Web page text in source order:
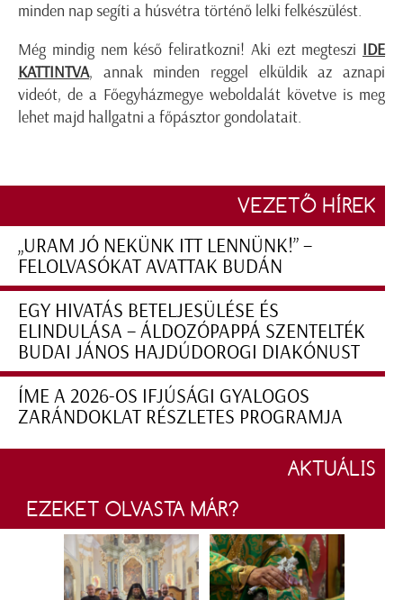
minden nap segíti a húsvétra történő lelki felkészülést.
Még mindig nem késő feliratkozni! Aki ezt megteszi IDE
KATTINTVA, annak minden reggel elküldik az aznapi
videót, de a Főegyházmegye weboldalát követve is meg
lehet majd hallgatni a főpásztor gondolatait.
VEZETŐ HÍREK
„URAM JÓ NEKÜNK ITT LENNÜNK!” –
FELOLVASÓKAT AVATTAK BUDÁN
EGY HIVATÁS BETELJESÜLÉSE ÉS
ELINDULÁSA – ÁLDOZÓPAPPÁ SZENTELTÉK
BUDAI JÁNOS HAJDÚDOROGI DIAKÓNUST
ÍME A 2026-OS IFJÚSÁGI GYALOGOS
ZARÁNDOKLAT RÉSZLETES PROGRAMJA
AKTUÁLIS
EZEKET OLVASTA MÁR?